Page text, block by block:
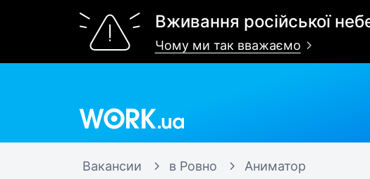
Вживання російської
Чому ми так вважаємо
Вакансии в Ровно Аниматор